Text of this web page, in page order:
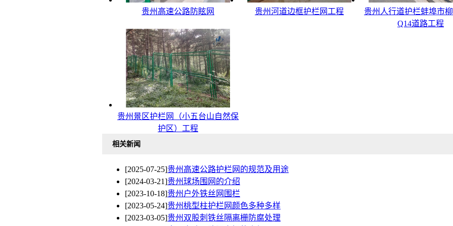
贵州高速公路防眩网 贵州河道边框护栏网工程
贵州人行道护栏蚌埠市
Q14道路工程
贵州景区护栏网（小五台山自然保
护区）工程
相关新闻
[2025-07-25]贵州高速公路护栏网的规范及用途
[2024-03-21]贵州球场围网的介绍
[2023-10-18]贵州户外铁丝网围栏
[2023-05-24]贵州桃型柱护栏网颜色多种多样
[2023-03-05]贵州双股刺铁丝隔离栅防腐处理